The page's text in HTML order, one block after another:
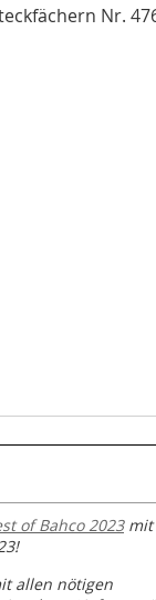
Nr.
of Bahco 2023mit
allen nötigen